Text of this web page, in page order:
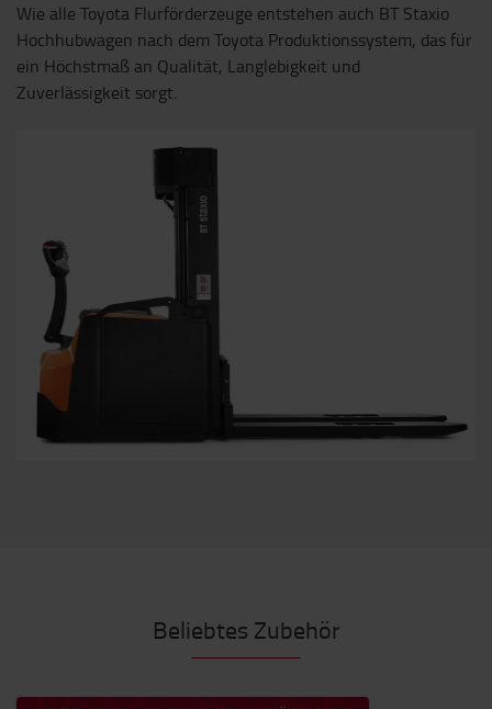
Wie alle Toyota Flurförderzeuge entstehen auch BT Staxio
Hochhubwagen nach dem Toyota Produktionssystem, das für
ein Höchstmaß an Qualität, Langlebigkeit und
Zuverlässigkeit sorgt.
Beliebtes Zubehör